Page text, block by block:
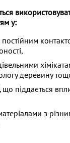
у:
постійним
деревину
піддається
з